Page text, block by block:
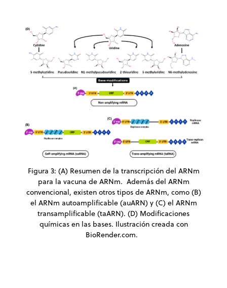
Figura 3: (A) Resumen de la transcripción del ARNm
para la vacuna de ARNm. Además del ARNm
convencional, existen otros tipos de ARNm, como (B)
el ARNm autoamplificable (auARN) y (C) el ARNm
transamplificable (taARN). (D) Modificaciones
químicas en las bases. Ilustración creada con
BioRender.com.